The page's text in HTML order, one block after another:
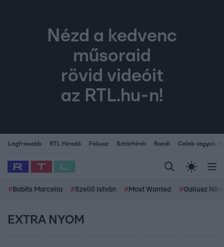
Nézd a kedvenc
műsoraid
rövid videóit
az RTL.hu-n!
Legfrissebb RTL Híradó Fókusz Sztárhírek Randi Celeb vagyok,
# Babits Marcella #Szellő István # Most Wanted #Gallusz
EXTRA NYOM